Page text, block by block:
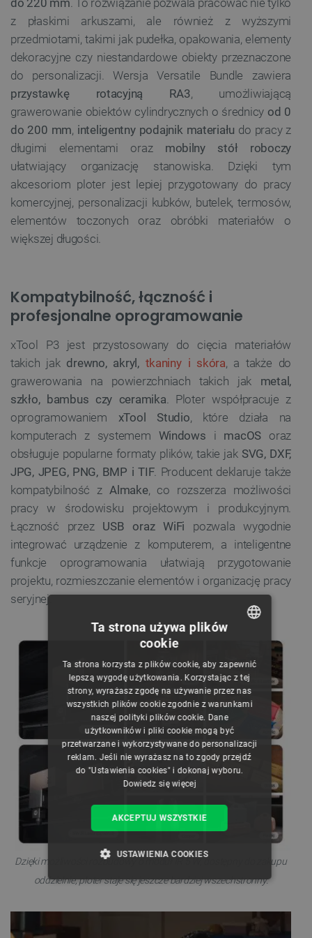
z płaskimi arkuszami, ale również z wyższymi
przedmiotami, takimi jak pudełka, opakowania, elementy
dekoracyjne czy niestandardowe obiekty przeznaczone
do personalizacji. Wersja Versatile Bundle zawiera
przystawkę rotacyjną RA3, umożliwiającą
grawerowanie obiektów cylindrycznych o średnicy od 0
do 200 mm, inteligentny podajnik materiału do pracy z
długimi elementami oraz mobilny stół roboczy
ułatwiający organizację stanowiska. Dzięki tym
akcesoriom ploter jest lepiej przygotowany do pracy
komercyjnej, personalizacji kubków, butelek, termosów,
elementów toczonych oraz obróbki materiałów o
większej długości.
Kompatybilność, łączność i
profesjonalne oprogramowanie
xTool P3 jest przystosowany do cięcia materiałów
takich jak drewno, akryl, tkaniny i skóra, a także do
grawerowania na powierzchniach takich jak metal,
szkło, bambus czy ceramika . Ploter współpracuje z
oprogramowaniem xTool Studio, które działa na
komputerach z systemem Windows i macOS oraz
obsługuje popularne formaty plików, takie jak SVG, DXF,
JPG, JPEG, PNG, BMP i TIF. Producent deklaruje także
kompatybilność z Almake, co rozszerza możliwości
pracy w środowisku projektowym i produkcyjnym.
Łączność przez USB oraz WiFi pozwala wygodnie
integrować urządzenie z komputerem, a inteligentne
funkcje oprogramowania ułatwiają przygotowanie
projektu, rozmieszczanie elementów i organizację pracy
seryjnej.
Dzięki możliwości rozbudowy o moduł IR 5 W, dostępny do zakupu
oddzielnie, ploter staje się jeszcze bardziej wszechstronny.
CZECH
ENGLISH
GERMAN
Ta strona używa plików
cookie
Ta strona korzysta z plików cookie, aby zapewnić
lepszą wygodę użytkowania. Korzystając z tej
strony, wyrażasz zgodę na używanie przez nas
wszystkich plików cookie zgodnie z warunkami
naszej polityki plików cookie. Dane
użytkowników i pliki cookie mogą być
przetwarzane i wykorzystywane do personalizacji
reklam. Jeśli nie wyrażasz na to zgody przejdź
do "Ustawienia cookies" i dokonaj wyboru.
Dowiedz się więcej
AKCEPTUJ WSZYSTKIE
USTAWIENIA COOKIES
NIEZBĘDNE WYDAJNOŚĆ